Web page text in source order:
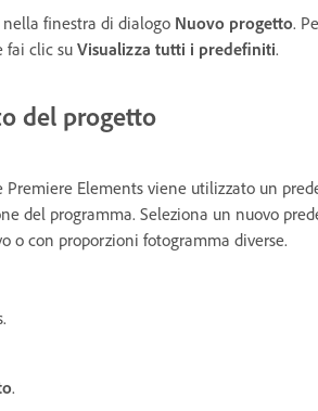
finestra di dialogo Nuovo progetto.
fai clic su Visualizza tutti i predefiniti.
del progetto
Elements viene utilizzato un
del programma. Seleziona un nuovo
o con proporzioni fotogramma diverse.
.